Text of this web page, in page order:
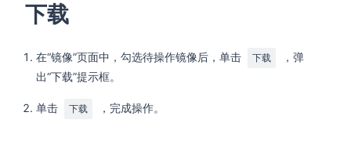
下载
在“镜像”页面中，勾选待操作镜像后，单击 下载
，弹
出“下载”提示框。
单击 下载 ，完成操作。